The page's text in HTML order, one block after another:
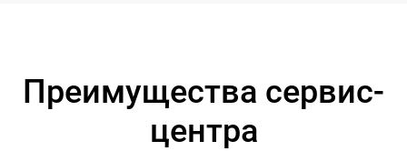
Преимущества сервис-
центра